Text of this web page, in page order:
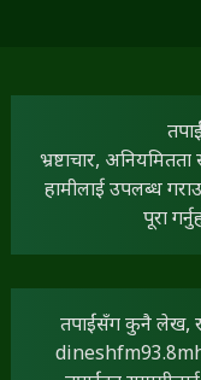
भ्रष्टाचार,
हामीलाई उपलब्ध
पूरा
तपाईंसँग कुनै लेख,